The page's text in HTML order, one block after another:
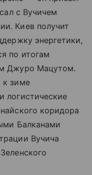
с Вучичем
Киев получит
энергетики,
по итогам
Джуро Мацутом.
к зиме
логистические
коридора
Балканами
Вучича